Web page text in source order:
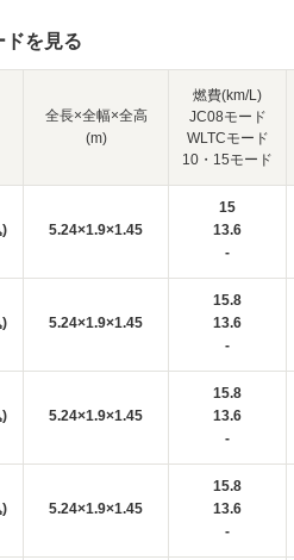
ドを見る
全長×全幅×全高
(m)
燃費(km/L)
JC08モード
WLTCモード
10・15モード
) 5.24×1.9×1.45
15
13.6
-
) 5.24×1.9×1.45
15.8
13.6
-
) 5.24×1.9×1.45
15.8
13.6
-
) 5.24×1.9×1.45
15.8
13.6
-